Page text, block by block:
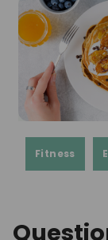
Fitness